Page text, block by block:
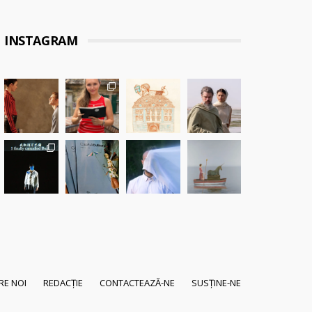
INSTAGRAM
NOI REDACȚIE CONTACTEAZĂ-NE SUSȚINE-NE